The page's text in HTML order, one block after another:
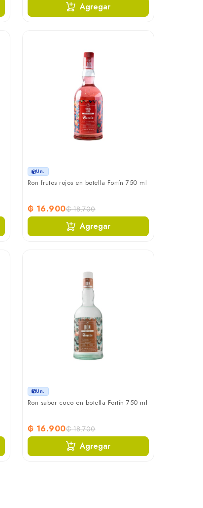
Agregar
Un.
Ron frutos rojos en botella Fortín 750 ml
₲ 16.900₲ 18.700
Agregar
Un.
Ron sabor coco en botella Fortín 750 ml
₲ 16.900₲ 18.700
Agregar